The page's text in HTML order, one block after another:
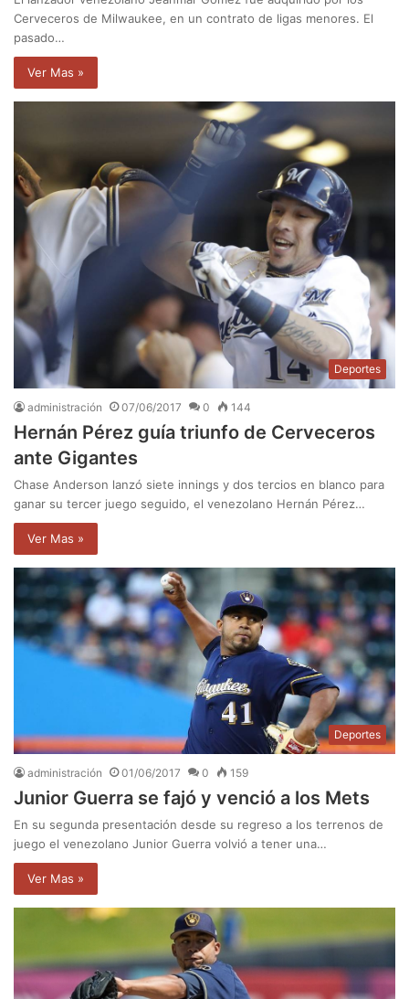
Cerveceros de Milwaukee, en un contrato de ligas menores. El
pasado…
Ver Mas »
Deportes
administración 07/06/2017 0 144
Hernán Pérez guía triunfo de Cerveceros
ante Gigantes
Chase Anderson lanzó siete innings y dos tercios en blanco para
ganar su tercer juego seguido, el venezolano Hernán Pérez…
Ver Mas »
Deportes
administración 01/06/2017 0 159
Junior Guerra se fajó y venció a los Mets
En su segunda presentación desde su regreso a los terrenos de
juego el venezolano Junior Guerra volvió a tener una…
Ver Mas »